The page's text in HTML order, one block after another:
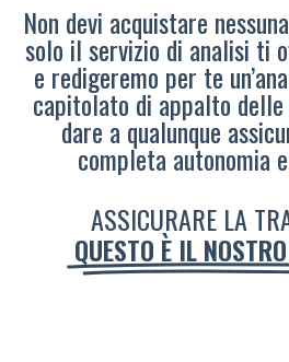
Non devi acquistare
solo il servizio di analisi ti
e redigeremo per te
capitolato di appalto
dare a qualunque
completa autonomia
ASSICURARE LA
QUESTO È IL